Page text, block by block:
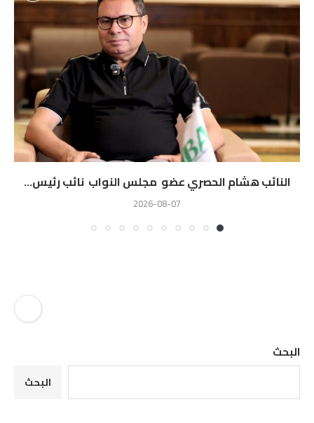
النائب هشام الحصري عضو مجلس النواب نائب رئيس...
2026-08-07
البحث
البحث